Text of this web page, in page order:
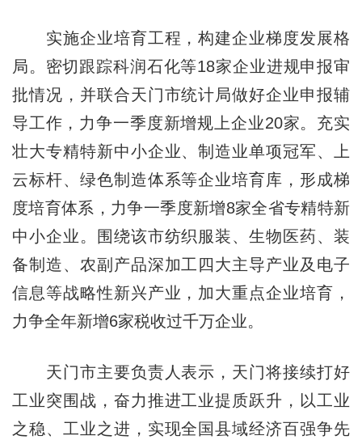
实施企业培育工程，构建企业梯度发展格
局。密切跟踪科润石化等18家企业进规申报审
批情况，并联合天门市统计局做好企业申报辅
导工作，力争一季度新增规上企业20家。充实
壮大专精特新中小企业、制造业单项冠军、上
云标杆、绿色制造体系等企业培育库，形成梯
度培育体系，力争一季度新增8家全省专精特新
中小企业。围绕该市纺织服装、生物医药、装
备制造、农副产品深加工四大主导产业及电子
信息等战略性新兴产业，加大重点企业培育，
力争全年新增6家税收过千万企业。
天门市主要负责人表示，天门将接续打好
工业突围战，奋力推进工业提质跃升，以工业
之稳、工业之进，实现全国县域经济百强争先